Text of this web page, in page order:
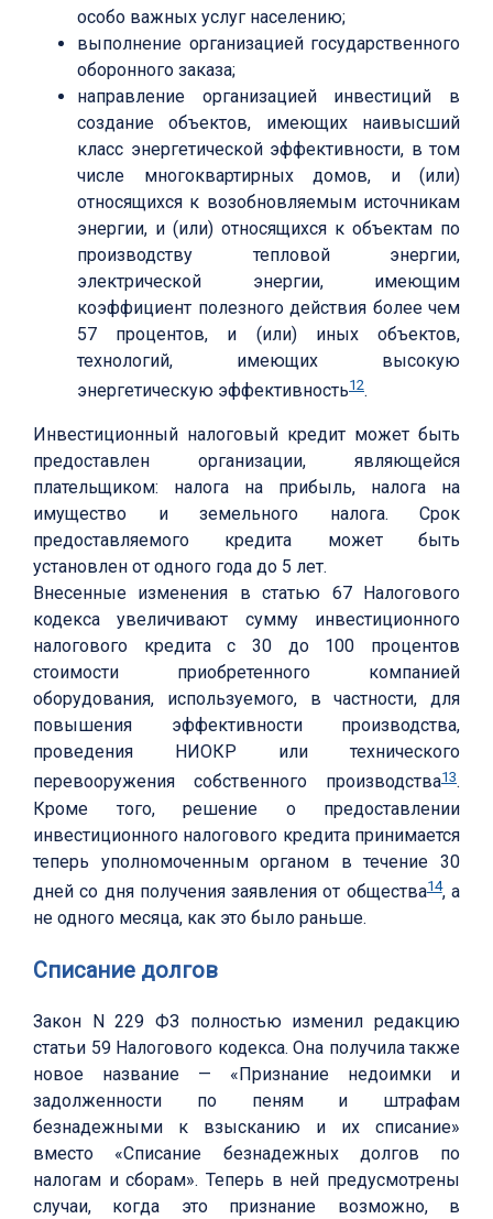
особо важных услуг населению;
выполнение организацией государственного
оборонного заказа;
направление организацией инвестиций в
создание объектов, имеющих наивысший
класс энергетической эффективности, в том
числе многоквартирных домов, и (или)
относящихся к возобновляемым источникам
энергии, и (или) относящихся к объектам по
производству тепловой энергии,
электрической энергии, имеющим
коэффициент полезного действия более чем
57 процентов, и (или) иных объектов,
технологий, имеющих высокую
энергетическую эффективность12.
Инвестиционный налоговый кредит может быть
предоставлен организации, являющейся
плательщиком: налога на прибыль, налога на
имущество и земельного налога. Срок
предоставляемого кредита может быть
установлен от одного года до 5 лет.
Внесенные изменения в статью 67 Налогового
кодекса увеличивают сумму инвестиционного
налогового кредита с 30 до 100 процентов
стоимости приобретенного компанией
оборудования, используемого, в частности, для
повышения эффективности производства,
проведения НИОКР или технического
перевооружения собственного производства13.
Кроме того, решение о предоставлении
инвестиционного налогового кредита принимается
теперь уполномоченным органом в течение 30
дней со дня получения заявления от общества14, а
не одного месяца, как это было раньше.
Списание долгов
Закон N 229 ФЗ полностью изменил редакцию
статьи 59 Налогового кодекса. Она получила также
новое название — «Признание недоимки и
задолженности по пеням и штрафам
безнадежными к взысканию и их списание»
вместо «Списание безнадежных долгов по
налогам и сборам». Теперь в ней предусмотрены
случаи, когда это признание возможно, в